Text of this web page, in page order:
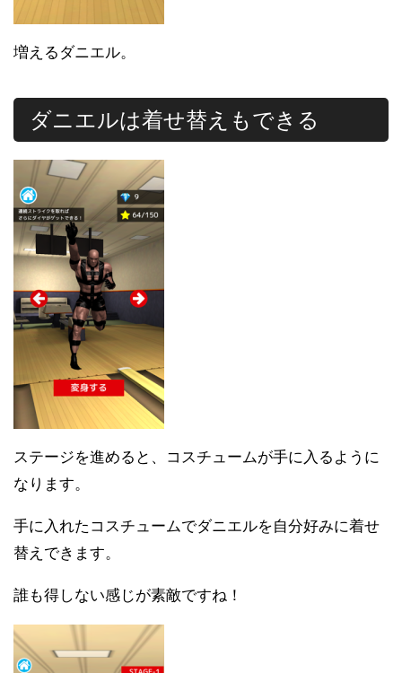
増えるダニエル。
ダニエルは着せ替えもできる
ステージを進めると、コスチュームが手に入るように
なります。
手に入れたコスチュームでダニエルを自分好みに着せ
替えできます。
誰も得しない感じが素敵ですね！